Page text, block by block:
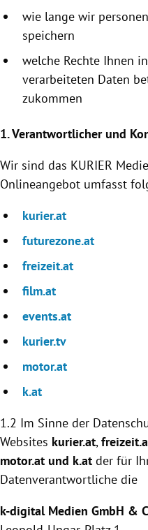
wie lange wir
speichern
welche Rechte Ihnen
verarbeiteten Daten
zukommen
1. Verantwortlicher und
Wir sind das KURIER
Onlineangebot umfasst
kurier.at
futurezone.at
freizeit.at
film.at
events.at
kurier.tv
motor.at
k.at
1.2 Im Sinne der
Websites kurier.at,
motor.at und k.at der für
Datenverantwortliche die
k-digital Medien GmbH &